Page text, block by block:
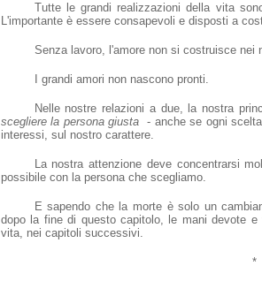
Tutte le grandi realizzazioni della vita
L'importante è essere consapevoli e disposti a
Senza lavoro, l'amore non si costruisce nei
I grandi amori non nascono pronti.
Nelle nostre relazioni a due, la nostra
scegliere la persona giusta
- anche se ogni
interessi, sul nostro carattere.
La nostra attenzione deve concentrarsi
possibile con la persona che scegliamo.
E sapendo che la morte è solo un
dopo la fine di questo capitolo, le mani devote e
vita, nei capitoli successivi.
*